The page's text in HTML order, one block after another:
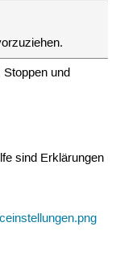
und
sind Erklärungen